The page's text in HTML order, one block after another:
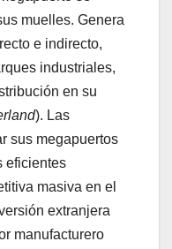
muelles. Genera
e indirecto,
industriales,
en su
). Las
sus megapuertos
eficientes
masiva en el
extranjera
manufacturero